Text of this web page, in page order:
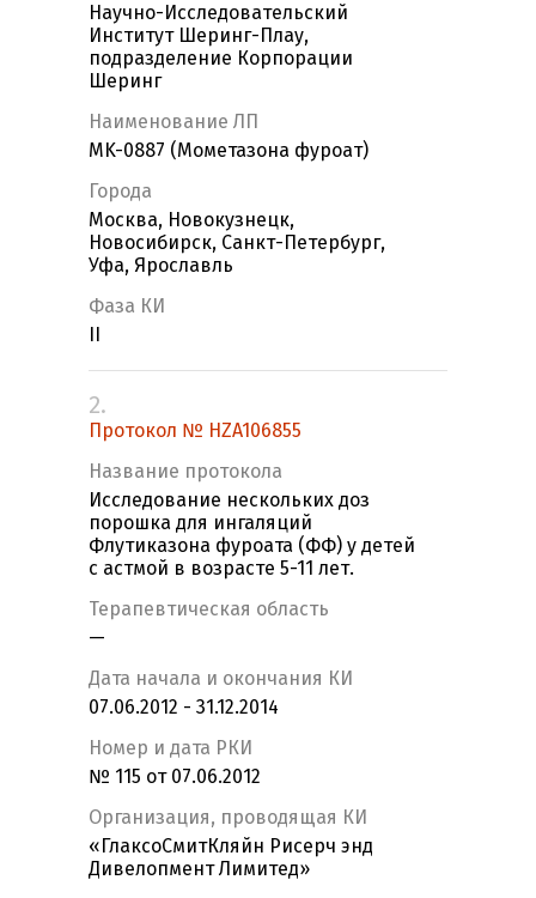
Научно-Исследовательский
Институт Шеринг-Плау,
подразделение Корпорации
Шеринг
Наименование ЛП
MK-0887 (Мометазона фуроат)
Города
Москва, Новокузнецк,
Новосибирск, Санкт-Петербург,
Уфа, Ярославль
Фаза КИ
2.
Протокол № HZA106855
Название протокола
Исследование нескольких доз
порошка для ингаляций
Флутиказона фуроата (ФФ) у детей
с астмой в возрасте 5-11 лет.
Терапевтическая область
—
Дата начала и окончания КИ
07.06.2012 - 31.12.2014
Номер и дата РКИ
№ 115 от 07.06.2012
Организация, проводящая КИ
«ГлаксоСмитКляйн Рисерч энд
Дивелопмент Лимитед»